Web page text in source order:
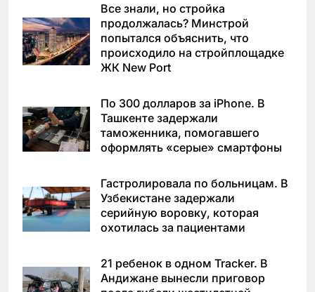
Все знали, но стройка
продолжалась? Минстрой
попытался объяснить, что
происходило на стройплощадке
ЖК New Port
По 300 долларов за iPhone. В
Ташкенте задержали
таможенника, помогавшего
оформлять «серые» смартфоны
Гастролировала по больницам. В
Узбекистане задержали
серийную воровку, которая
охотилась за пациентами
21 ребенок в одном Tracker. В
Андижане вынесли приговор